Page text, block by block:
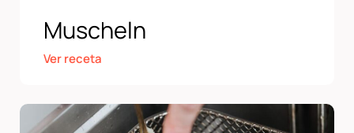
Muscheln
Ver receta